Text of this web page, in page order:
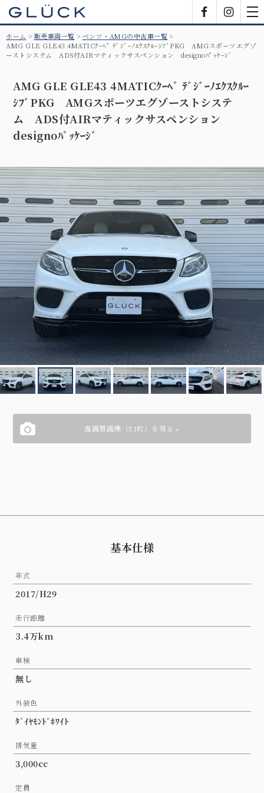
ホーム 販売車両一覧
ベンツ・AMGの中古車一覧
AMG GLE GLE43 4MATICｸｰﾍﾟ ﾃﾞｼﾞｰﾉｴｸｽｸﾙｰｼﾌﾞPKG AMGスポーツエグゾ
ーストシステム ADS付AIRマティックサスペンション designoﾊﾟｯｹｰｼﾞ
AMG GLE GLE43 4MATICｸｰﾍﾟ ﾃﾞｼﾞｰﾉｴｸｽｸﾙｰ
ｼﾌﾞPKG AMGスポーツエグゾーストシステ
ム ADS付AIRマティックサスペンション
designoﾊﾟｯｹｰｼﾞ
高画質画像（51枚）を見る »
基本仕様
年式
2017/H29
走行距離
3.4万km
車検
無し
外装色
ﾀﾞｲﾔﾓﾝﾄﾞﾎﾜｲﾄ
排気量
3,000cc
定員